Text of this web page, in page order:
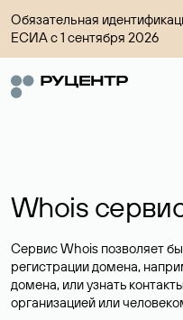
Обязательная
ЕСИА с 1 сентября 2026
Whois
Сервис Whois позволяет
регистрации домена,
домена, или узнать
организацией или